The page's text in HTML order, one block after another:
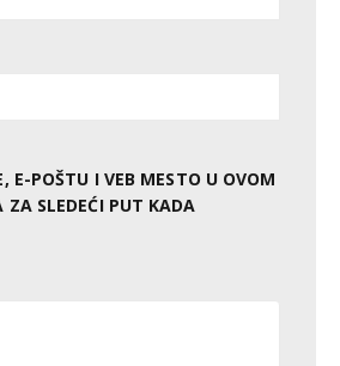
E-POŠTU I VEB MESTO U OVOM
ZA SLEDEĆI PUT KADA